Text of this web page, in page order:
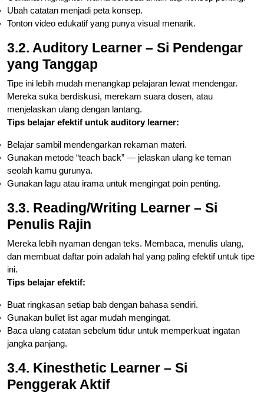
Ubah catatan menjadi peta konsep.
Tonton video edukatif yang punya visual menarik.
3.2. Auditory Learner – Si Pendengar
yang Tanggap
Tipe ini lebih mudah menangkap pelajaran lewat mendengar.
Mereka suka berdiskusi, merekam suara dosen, atau
menjelaskan ulang dengan lantang.
Tips belajar efektif untuk auditory learner:
Belajar sambil mendengarkan rekaman materi.
Gunakan metode “teach back” — jelaskan ulang ke teman
seolah kamu gurunya.
Gunakan lagu atau irama untuk mengingat poin penting.
3.3. Reading/Writing Learner – Si
Penulis Rajin
Mereka lebih nyaman dengan teks. Membaca, menulis ulang,
dan membuat daftar poin adalah hal yang paling efektif untuk tipe
ini.
Tips belajar efektif:
Buat ringkasan setiap bab dengan bahasa sendiri.
Gunakan bullet list agar mudah mengingat.
Baca ulang catatan sebelum tidur untuk memperkuat ingatan
jangka panjang.
3.4. Kinesthetic Learner – Si
Penggerak Aktif